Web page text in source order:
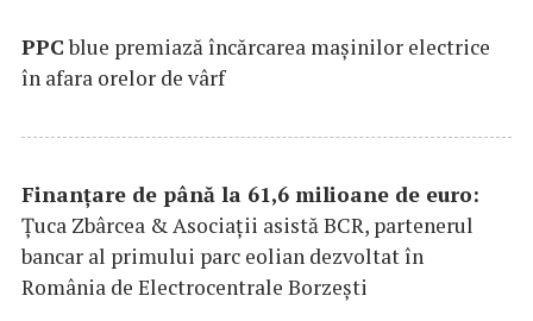
PPCblue premiază încărcarea maşinilor electrice
în afara orelor de vârf
Finanțare de până la 61,6 milioane de euro:
Țuca Zbârcea & Asociații asistă BCR, partenerul
bancar al primului parc eolian dezvoltat în
România de Electrocentrale Borzești